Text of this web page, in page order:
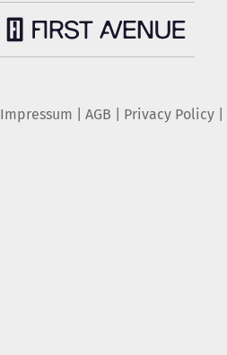
Impressum AGB Privacy Policy|